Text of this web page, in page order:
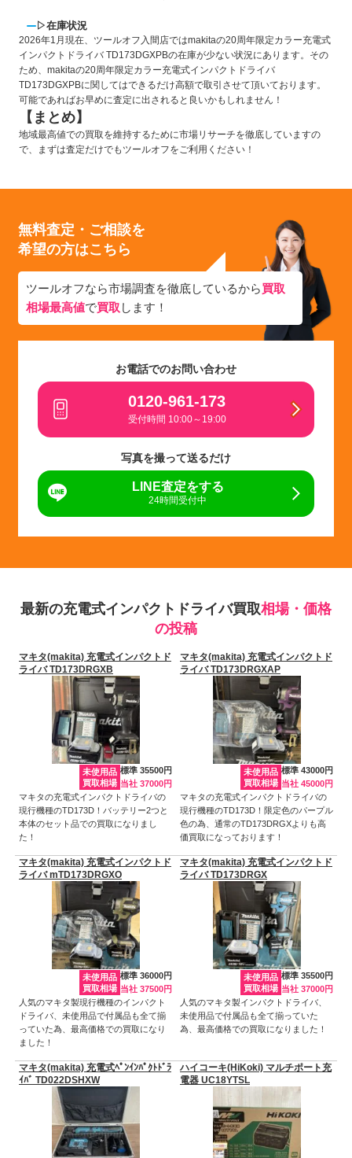
▷在庫状況
2026年1月現在、ツールオフ入間店ではmakitaの20周年限定カラー充電式
インパクトドライバ TD173DGXPBの在庫が少ない状況にあります。その
ため、makitaの20周年限定カラー充電式インパクトドライバ
TD173DGXPBに関してはできるだけ高額で取引させて頂いております。
可能であればお早めに査定に出されると良いかもしれません！
【まとめ】
地域最高値での買取を維持するために市場リサーチを徹底していますの
で、まずは査定だけでもツールオフをご利用ください！
無料査定・ご相談を
希望の方はこちら
ツールオフなら市場調査を徹底しているから買取
相場最高値で買取 します！
お電話でのお問い合わせ
0120-961-173
受付時間 10:00～19:00
写真を撮って送るだけ
LINE査定をする
24時間受付中
最新の充電式インパクトドライバ買取相場・価格
の投稿
マキタ(makita) 充電式インパクトド
ライバ TD173DRGXB
未使用品
買取相場
標準 35500円
当社 37000円
マキタの充電式インパクトドライバの
現行機種のTD173D！バッテリー2つと
本体のセット品での買取になりまし
た！
マキタ(makita) 充電式インパクトド
ライバ TD173DRGXAP
未使用品
買取相場
標準 43000円
当社 45000円
マキタの充電式インパクトドライバの
現行機種のTD173D！限定色のパープル
色の為、通常のTD173DRGXよりも高
価買取になっております！
マキタ(makita) 充電式インパクトド
ライバ mTD173DRGXO
未使用品
買取相場
標準 36000円
当社 37500円
人気のマキタ製現行機種のインパクト
ドライバ、未使用品で付属品も全て揃
っていた為、最高価格での買取になり
ました！
マキタ(makita) 充電式インパクトド
ライバ TD173DRGX
未使用品
買取相場
標準 35500円
当社 37000円
人気のマキタ製インパクトドライバ、
未使用品で付属品も全て揃っていた
為、最高価格での買取になりました！
マキタ(makita) 充電式ﾍﾟﾝｲﾝﾊﾟｸﾄﾄﾞﾗ
ｲﾊﾞ TD022DSHXW
ハイコーキ(HiKoki) マルチポート充
電器 UC18YTSL